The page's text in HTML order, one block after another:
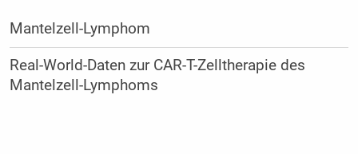
Mantelzell-Lymphom
Real-World-Daten zur CAR-T-Zelltherapie des
Mantelzell-Lymphoms